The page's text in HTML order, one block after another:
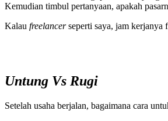
Kemudian timbul pertanyaan, apakah
Kalau freelancerseperti saya, jam kerjanya
Untung Vs Rugi
Setelah usaha berjalan, bagaimana cara